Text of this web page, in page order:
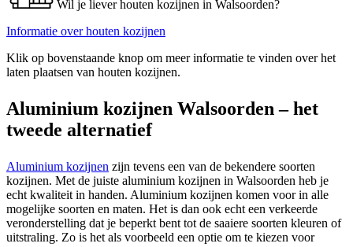
Wil je liever houten kozijnen in Walsoorden?
Informatie over houten kozijnen
Klik op bovenstaande knop om meer informatie te vinden over het
laten plaatsen van houten kozijnen.
Aluminium kozijnen Walsoorden – het
tweede alternatief
Aluminium kozijnen zijn tevens een van de bekendere soorten
kozijnen. Met de juiste aluminium kozijnen in Walsoorden heb je
echt kwaliteit in handen. Aluminium kozijnen komen voor in alle
mogelijke soorten en maten. Het is dan ook echt een verkeerde
veronderstelling dat je beperkt bent tot de saaiere soorten kleuren of
uitstraling. Zo is het als voorbeeld een optie om te kiezen voor